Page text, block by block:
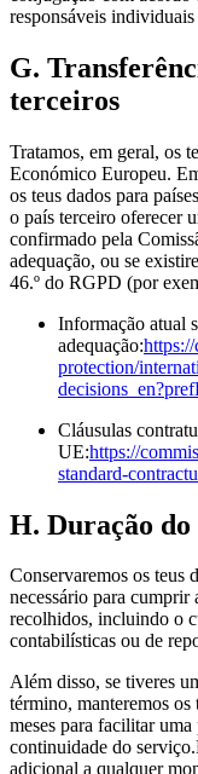
responsáveis
G.
terceiros
Tratamos, em geral, os
Económico Europeu.
os teus dados para
o país terceiro oferecer
confirmado pela
adequação, ou se
46.º do RGPD (por
Informação atual
adequação:
protection/
Cláusulas
UE:https://
standard-
H. Duração
Conservaremos os teus
necessário para cumprir
recolhidos, incluindo o
contabilísticas ou de
Além disso, se tiveres
término, manteremos
meses para facilitar
continuidade do
adicional a qualquer